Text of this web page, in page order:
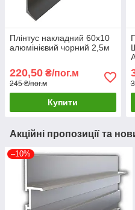
Плінтус накладний 60х10
алюмінієвий чорний 2,5м
220,50 ₴/пог.м
245 ₴/пог.м
Купити
Акційні пропозиції та
–10%